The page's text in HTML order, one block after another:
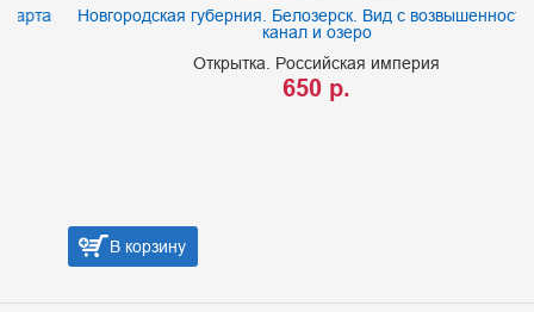
Новгородская губерния. Белозерск. Вид с возвышенности на
канал и озеро
Открытка. Российская империя
650 р.
В корзину